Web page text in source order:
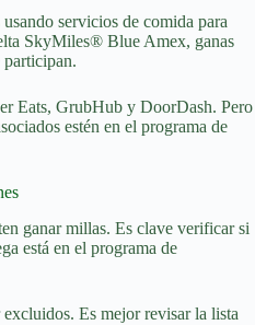
servicios de comida para
SkyMiles® Blue Amex, ganas
participan.
Eats, GrubHub y DoorDash. Pero
estén en el programa de
ganar millas. Es clave verificar si
está en el programa de
Es mejor revisar la lista